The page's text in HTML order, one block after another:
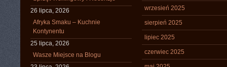
26 lipca, 2026
Afryka Smaku – Kuchnie
Kontynentu
25 lipca, 2026
Wasze Miejsce na Blogu
wrzesień 2025
sierpień 2025
lipiec 2025
czerwiec 2025